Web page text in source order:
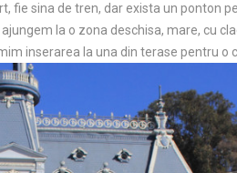
fie sina de tren, dar exista un ponton
la o zona deschisa, mare, cu
inserarea la una din terase pentru o